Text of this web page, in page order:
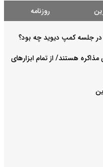
روزنامه
جلسه کمپ دیوید چه بود؟
هستند/ از تمام ابزارهای